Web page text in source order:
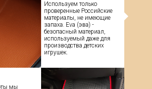
Используем только
проверенные Российские
материалы, не имеющие
запаха. Eva (эва) -
безопасный материал,
используемый даже для
производства детских
игрушек.
мы